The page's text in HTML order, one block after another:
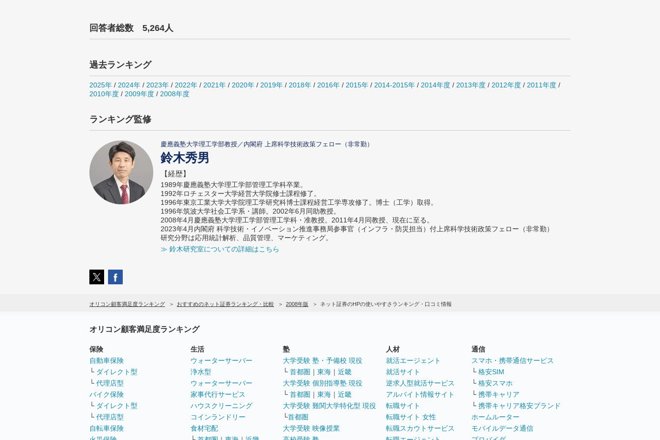
回答者総数 5,264人
過去ランキング
2025年 / 2024年 / 2023年 / 2022年 / 2021年 / 2020年 / 2019年 / 2018年 / 2016年 / 2015年 / 2014-2015年 / 2014年度 / 2013年度 / 2012年度 / 2011年度 /
2010年度 / 2009年度 / 2008年度
ランキング監修
慶應義塾大学理工学部教授／内閣府 上席科学技術政策フェロー（非常勤）
鈴木秀男
【経歴】
1989年慶應義塾大学理工学部管理工学科卒業。
1992年ロチェスター大学経営大学院修士課程修了。
1996年東京工業大学大学院理工学研究科博士課程経営工学専攻修了。博士（工学）取得。
1996年筑波大学社会工学系・講師。2002年6月同助教授。
2008年4月慶應義塾大学理工学部管理工学科・准教授。2011年4月同教授、現在に至る。
2023年4月内閣府 科学技術・イノベーション推進事務局参事官（インフラ・防災担当）付上席科学技術政策フェロー（非常勤）
研究分野は応用統計解析、品質管理、マーケティング。
≫ 鈴木研究室についての詳細はこちら
オリコン顧客満足度ランキング おすすめのネット証券ランキング・比較 2008年版 ネット証券のHPの使いやすさランキング・口コミ情報
オリコン顧客満足度ランキング
保険
自動車保険
└ ダイレクト型
└ 代理店型
バイク保険
└ ダイレクト型
└ 代理店型
自転車保険
生活
ウォーターサーバー
浄水型
ウォーターサーバー
家事代行サービス
ハウスクリーニング
コインランドリー
食材宅配
塾
大学受験 塾・予備校 現役
└ 首都圏 ｜ 東海 ｜ 近畿
大学受験 個別指導塾 現役
└ 首都圏 ｜ 東海 ｜ 近畿
大学受験 難関大学特化型 現役
└首都圏
大学受験 映像授業
人材
就活エージェント
就活サイト
逆求人型就活サービス
アルバイト情報サイト
転職サイト
転職サイト 女性
転職スカウトサービス
通信
スマホ・携帯通信サービス
└ 格安SIM
└ 格安スマホ
└ 携帯キャリア
└ 携帯キャリア格安ブランド
ホームルーター
モバイルデータ通信